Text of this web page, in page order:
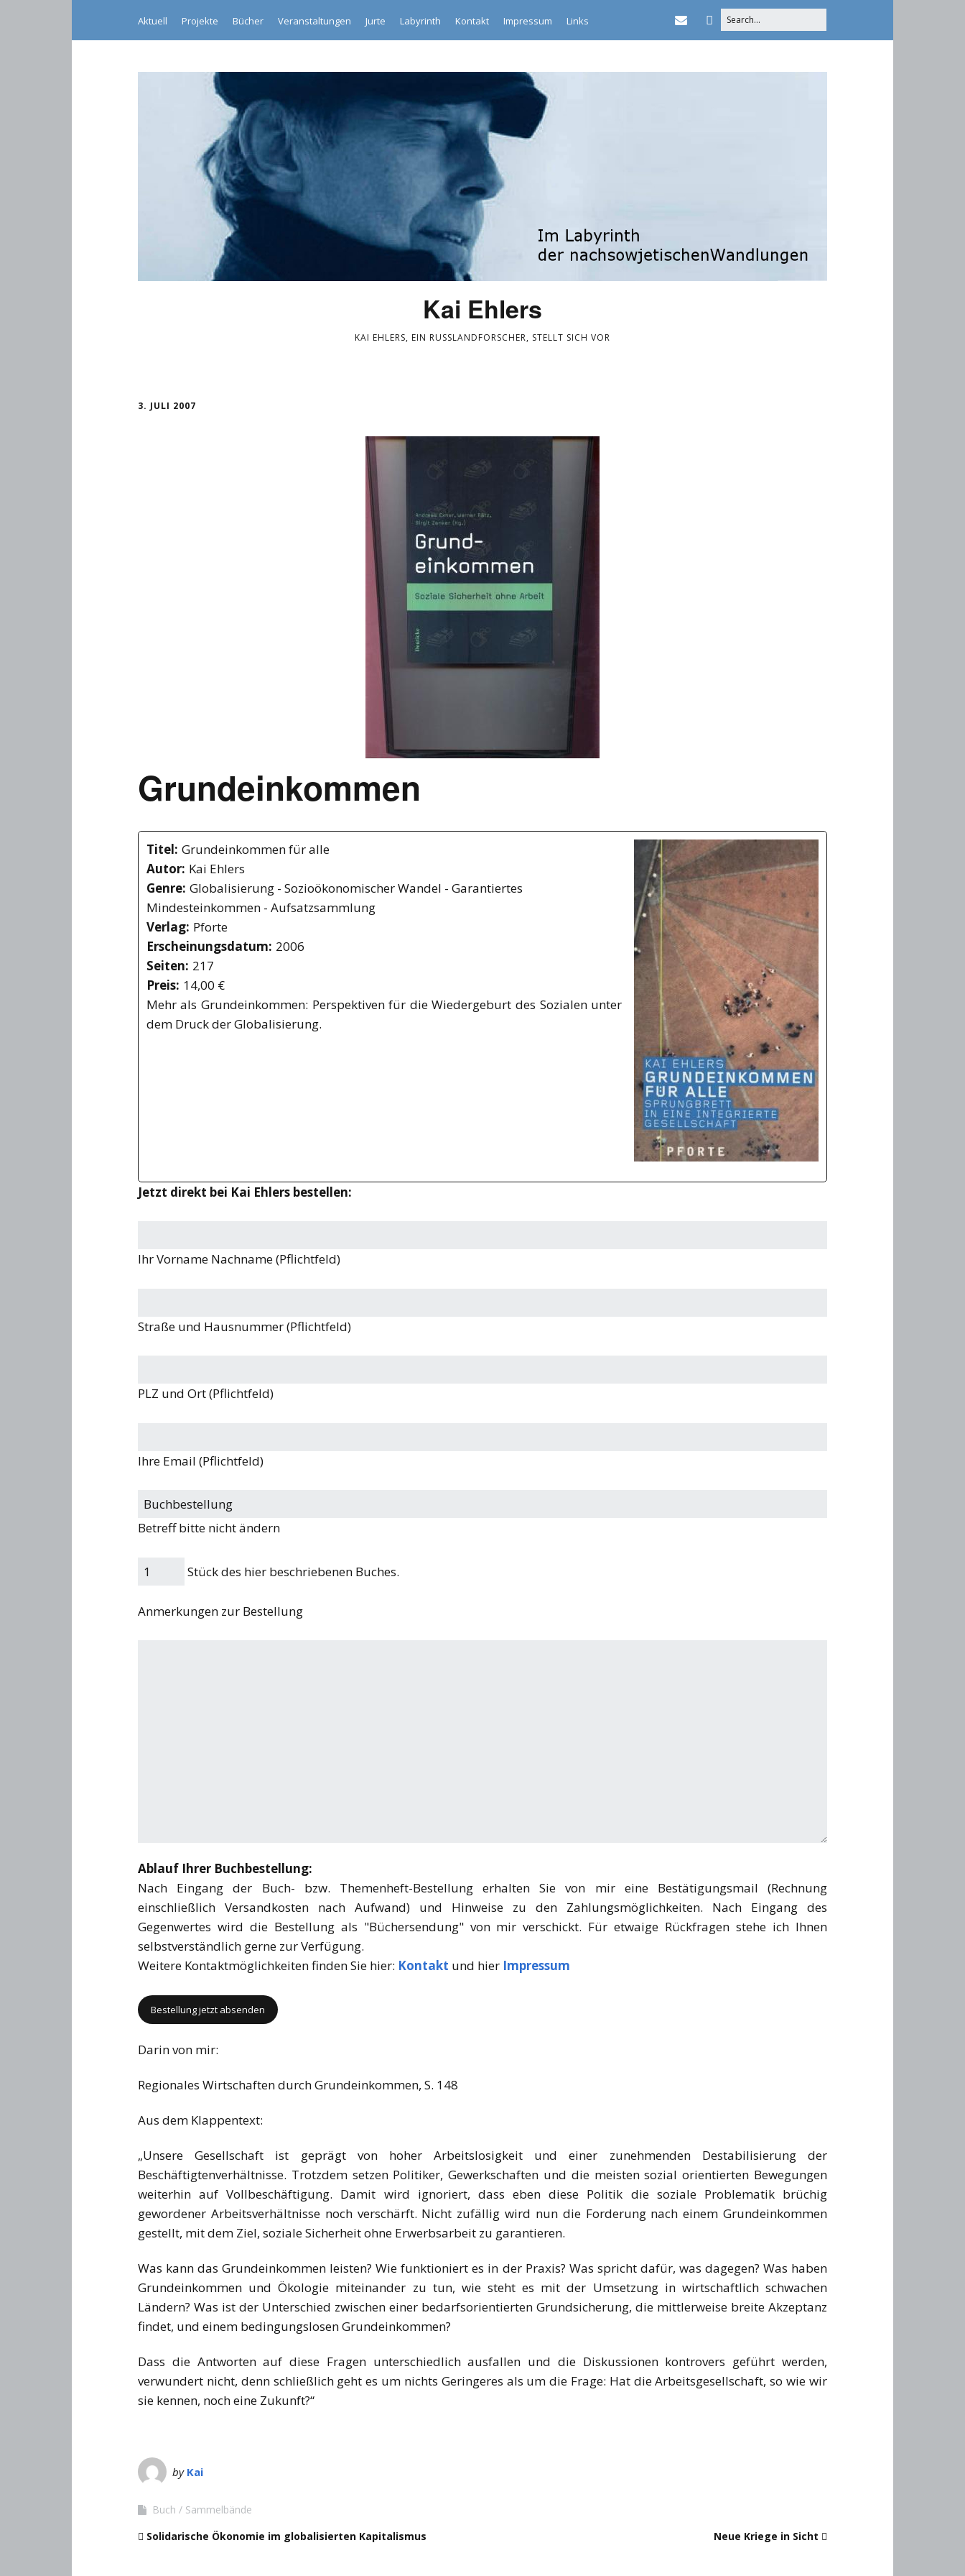
Aktuell Projekte Bücher Veranstaltungen Jurte Labyrinth Kontakt Impressum Links
Kai Ehlers
KAI EHLERS, EIN RUSSLANDFORSCHER, STELLT SICH VOR
3. JULI 2007
Grundeinkommen
Titel: Grundeinkommen für alle
Autor: Kai Ehlers
Genre: Globalisierung - Sozioökonomischer Wandel - Garantiertes
Mindesteinkommen - Aufsatzsammlung
Verlag: Pforte
Erscheinungsdatum: 2006
Seiten: 217
Preis: 14,00 €
Mehr als Grundeinkommen: Perspektiven für die Wiedergeburt des Sozialen unter
dem Druck der Globalisierung.
Jetzt direkt bei Kai Ehlers bestellen:
Ihr Vorname Nachname (Pflichtfeld)
Straße und Hausnummer (Pflichtfeld)
PLZ und Ort (Pflichtfeld)
Ihre Email (Pflichtfeld)
Betreff bitte nicht ändern
Stück des hier beschriebenen Buches.
Anmerkungen zur Bestellung
Ablauf Ihrer Buchbestellung:
Nach Eingang der Buch- bzw. Themenheft-Bestellung erhalten Sie von mir eine Bestätigungsmail (Rechnung
einschließlich Versandkosten nach Aufwand) und Hinweise zu den Zahlungsmöglichkeiten. Nach Eingang des
Gegenwertes wird die Bestellung als "Büchersendung" von mir verschickt. Für etwaige Rückfragen stehe ich Ihnen
selbstverständlich gerne zur Verfügung.
Weitere Kontaktmöglichkeiten finden Sie hier: Kontakt und hier Impressum
Darin von mir:
Regionales Wirtschaften durch Grundeinkommen, S. 148
Aus dem Klappentext:
„Unsere Gesellschaft ist geprägt von hoher Arbeitslosigkeit und einer zunehmenden Destabilisierung der
Beschäftigtenverhältnisse. Trotzdem setzen Politiker, Gewerkschaften und die meisten sozial orientierten Bewegungen
weiterhin auf Vollbeschäftigung. Damit wird ignoriert, dass eben diese Politik die soziale Problematik brüchig
gewordener Arbeitsverhältnisse noch verschärft. Nicht zufällig wird nun die Forderung nach einem Grundeinkommen
gestellt, mit dem Ziel, soziale Sicherheit ohne Erwerbsarbeit zu garantieren.
Was kann das Grundeinkommen leisten? Wie funktioniert es in der Praxis? Was spricht dafür, was dagegen? Was haben
Grundeinkommen und Ökologie miteinander zu tun, wie steht es mit der Umsetzung in wirtschaftlich schwachen
Ländern? Was ist der Unterschied zwischen einer bedarfsorientierten Grundsicherung, die mittlerweise breite Akzeptanz
findet, und einem bedingungslosen Grundeinkommen?
Dass die Antworten auf diese Fragen unterschiedlich ausfallen und die Diskussionen kontrovers geführt werden,
verwundert nicht, denn schließlich geht es um nichts Geringeres als um die Frage: Hat die Arbeitsgesellschaft, so wie wir
sie kennen, noch eine Zukunft?“
by Kai
Buch
Sammelbände
Solidarische Ökonomie im globalisierten Kapitalismus
Neue Kriege in Sicht